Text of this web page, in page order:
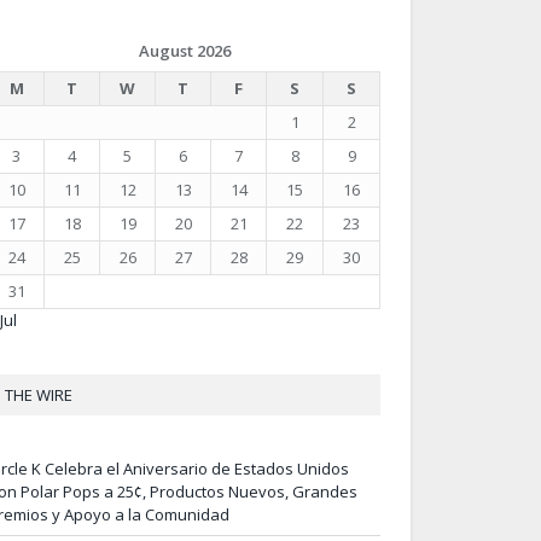
August 2026
M
T W T F S
S
1
2
3
4 5 6 7 8
9
10
11 12 13 14 15
16
17
18 19 20 21 22
23
24
25 26 27 28 29
30
31
THE WIRE
K Celebra el Aniversario de Estados Unidos
Polar Pops a 25¢, Productos Nuevos, Grandes
y Apoyo a la Comunidad